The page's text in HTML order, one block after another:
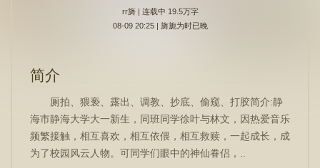
rr旖| 连载中 19.5万字
08-09 20:25 | 旖旎为时已晚
简介
厕拍、猥亵、露出、调教、抄底、偷窥、打胶简介:静
海市静海大学大一新生，同班同学徐叶与林文，因热爱音乐
频繁接触，相互喜欢，相互依偎，相互救赎，一起成长，成
为了校园风云人物。可同学们眼中的神仙眷侣，..